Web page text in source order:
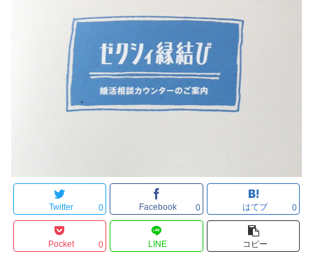
Twitter 0 Facebook 0 はてブ 0
Pocket 0 LINE コピー